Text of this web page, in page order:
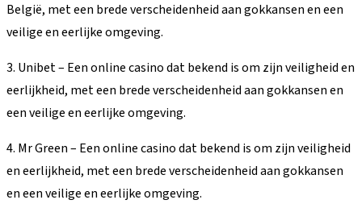
België, met een brede verscheidenheid aan gokkansen en een
veilige en eerlijke omgeving.
3. Unibet – Een online casino dat bekend is om zijn veiligheid en
eerlijkheid, met een brede verscheidenheid aan gokkansen en
een veilige en eerlijke omgeving.
4. Mr Green – Een online casino dat bekend is om zijn veiligheid
en eerlijkheid, met een brede verscheidenheid aan gokkansen
en een veilige en eerlijke omgeving.